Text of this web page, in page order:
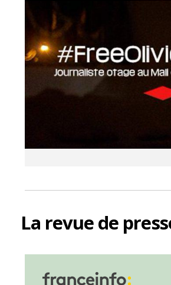
La revue de